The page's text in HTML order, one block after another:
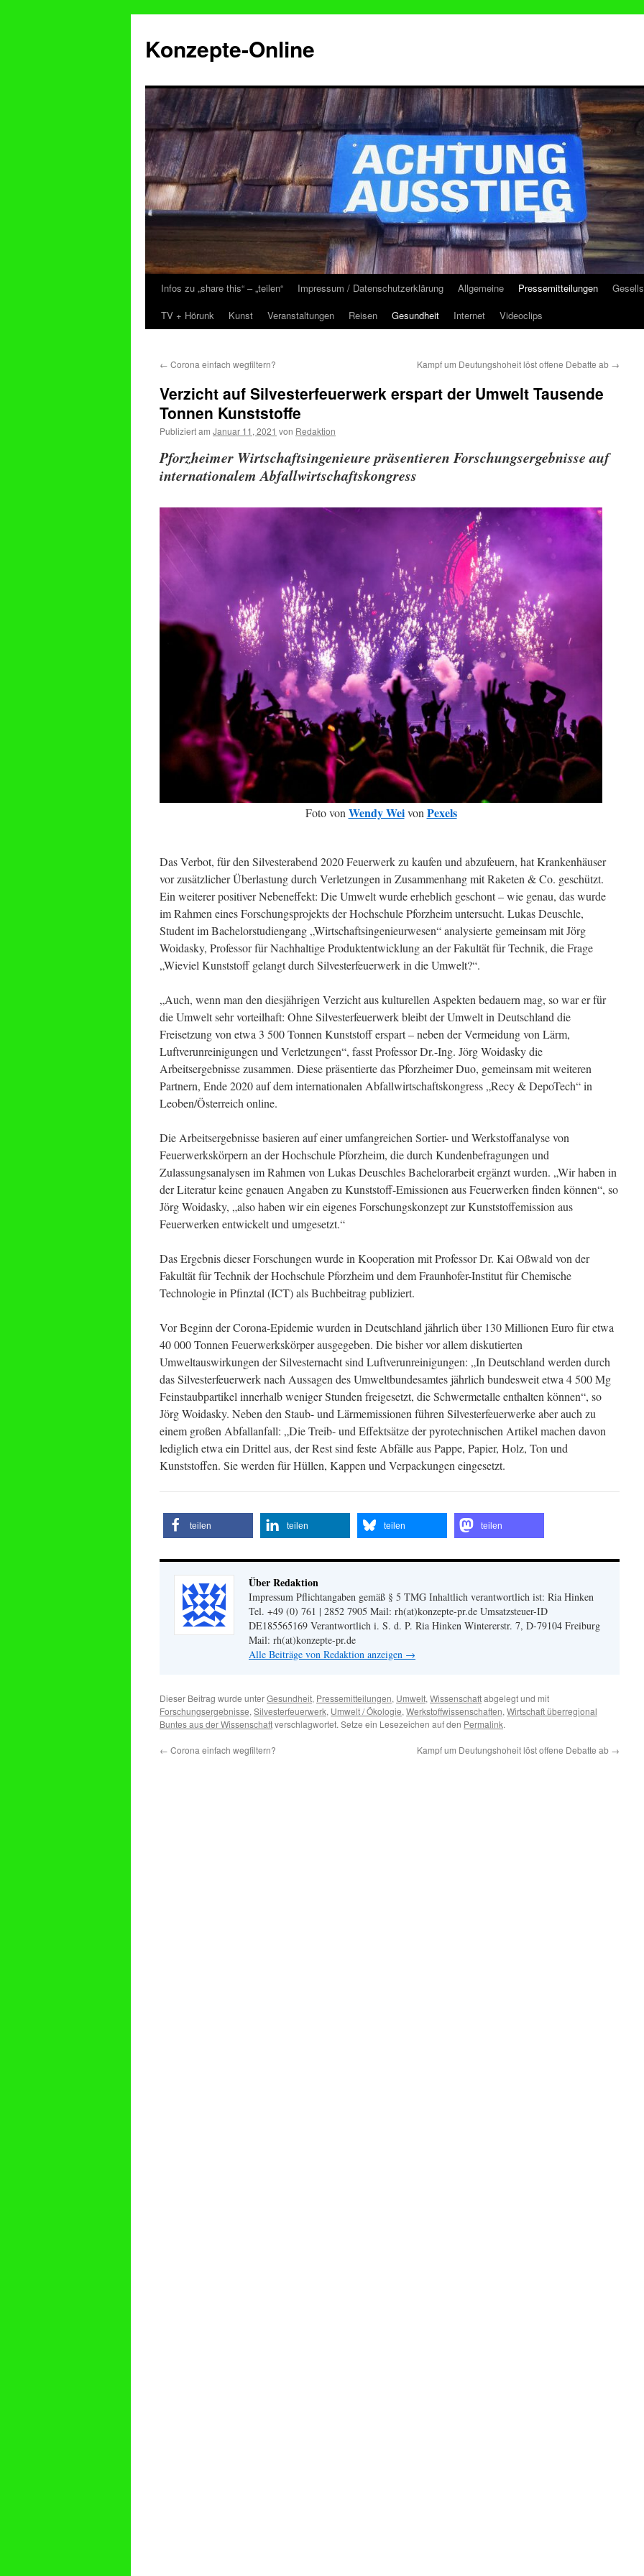
Konzepte-Online
Zum
Inhalt
Infos zu „share this“ – „teilen“ Impressum / Datenschutzerklärung Allgemeine Pressemitteilungen
TV + Hörunk
Kunst Veranstaltungen Reisen Gesundheit Internet Videoclips
← Corona einfach wegfiltern? Kampf um Deutungshoheit löst offene Debatte ab →
Verzicht auf Silvesterfeuerwerk erspart der Umwelt Tausende
Tonnen Kunststoffe
Publiziert am Januar 11, 2021 von Redaktion
Pforzheimer Wirtschaftsingenieure präsentieren Forschungsergebnisse auf
internationalem Abfallwirtschaftskongress
Foto von Wendy Weivon Pexels
Das Verbot, für den Silvesterabend 2020 Feuerwerk zu kaufen und abzufeuern, hat Krankenhäuser
vor zusätzlicher Überlastung durch Verletzungen in Zusammenhang mit Raketen & Co. geschützt.
Ein weiterer positiver Nebeneffekt: Die Umwelt wurde erheblich geschont – wie genau, das wurde
im Rahmen eines Forschungsprojekts der Hochschule Pforzheim untersucht. Lukas Deuschle,
Student im Bachelorstudiengang „Wirtschaftsingenieurwesen“ analysierte gemeinsam mit Jörg
Woidasky, Professor für Nachhaltige Produktentwicklung an der Fakultät für Technik, die Frage
„Wieviel Kunststoff gelangt durch Silvesterfeuerwerk in die Umwelt?“.
„Auch, wenn man den diesjährigen Verzicht aus kulturellen Aspekten bedauern mag, so war er für
die Umwelt sehr vorteilhaft: Ohne Silvesterfeuerwerk bleibt der Umwelt in Deutschland die
Freisetzung von etwa 3 500 Tonnen Kunststoff erspart – neben der Vermeidung von Lärm,
Luftverunreinigungen und Verletzungen“, fasst Professor Dr.-Ing. Jörg Woidasky die
Arbeitsergebnisse zusammen. Diese präsentierte das Pforzheimer Duo, gemeinsam mit weiteren
Partnern, Ende 2020 auf dem internationalen Abfallwirtschaftskongress „Recy & DepoTech“ in
Leoben/Österreich online.
Die Arbeitsergebnisse basieren auf einer umfangreichen Sortier- und Werkstoffanalyse von
Feuerwerkskörpern an der Hochschule Pforzheim, die durch Kundenbefragungen und
Zulassungsanalysen im Rahmen von Lukas Deuschles Bachelorarbeit ergänzt wurden. „Wir haben in
der Literatur keine genauen Angaben zu Kunststoff-Emissionen aus Feuerwerken finden können“, so
Jörg Woidasky, „also haben wir ein eigenes Forschungskonzept zur Kunststoffemission aus
Feuerwerken entwickelt und umgesetzt.“
Das Ergebnis dieser Forschungen wurde in Kooperation mit Professor Dr. Kai Oßwald von der
Fakultät für Technik der Hochschule Pforzheim und dem Fraunhofer-Institut für Chemische
Technologie in Pfinztal (ICT) als Buchbeitrag publiziert.
Vor Beginn der Corona-Epidemie wurden in Deutschland jährlich über 130 Millionen Euro für etwa
40 000 Tonnen Feuerwerkskörper ausgegeben. Die bisher vor allem diskutierten
Umweltauswirkungen der Silvesternacht sind Luftverunreinigungen: „In Deutschland werden durch
das Silvesterfeuerwerk nach Aussagen des Umweltbundesamtes jährlich bundesweit etwa 4 500 Mg
Feinstaubpartikel innerhalb weniger Stunden freigesetzt, die Schwermetalle enthalten können“, so
Jörg Woidasky. Neben den Staub- und Lärmemissionen führen Silvesterfeuerwerke aber auch zu
einem großen Abfallanfall: „Die Treib- und Effektsätze der pyrotechnischen Artikel machen davon
lediglich etwa ein Drittel aus, der Rest sind feste Abfälle aus Pappe, Papier, Holz, Ton und
Kunststoffen. Sie werden für Hüllen, Kappen und Verpackungen eingesetzt.
teilen teilen teilen teilen
Über Redaktion
Impressum Pflichtangaben gemäß § 5 TMG Inhaltlich verantwortlich ist: Ria Hinken
Tel. +49 (0) 761 | 2852 7905 Mail: rh(at)konzepte-pr.de Umsatzsteuer-ID
DE185565169 Verantwortlich i. S. d. P. Ria Hinken Wintererstr. 7, D-79104 Freiburg
Mail: rh(at)konzepte-pr.de
Alle Beiträge von Redaktion anzeigen →
Dieser Beitrag wurde unterGesundheit, Pressemitteilungen, Umwelt, Wissenschaftabgelegt und mit
Forschungsergebnisse, Silvesterfeuerwerk, Umwelt / Ökologie, Werkstoffwissenschaften, Wirtschaft überregional
Buntes aus der Wissenschaftverschlagwortet. Setze ein Lesezeichen auf den Permalink.
← Corona einfach wegfiltern? Kampf um Deutungshoheit löst offene Debatte ab →